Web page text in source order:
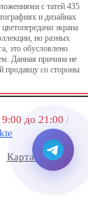
с татей 435
и дизайнах
экрана
но разных
это обусловлено
Данная причина не
продавцу со стороны
до 21:00 /
Карта сайта